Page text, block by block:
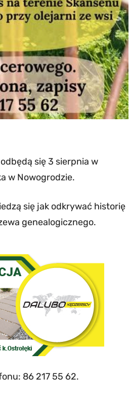
się 3 sierpnia w
w Nowogrodzie.
się jak odkrywać historię
genealogicznego.
86 217 55 62.